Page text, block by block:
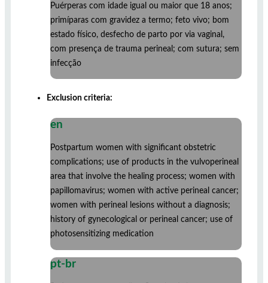
Puérperas com idade igual ou maior que 18 anos;
primíparas com gravidez a termo; feto vivo; bom
estado físico, desfecho de parto por via vaginal,
com presença de trauma perineal; com sutura; sem
infecção
Exclusion criteria:
en
Postpartum women with significant obstetric
complications; use of products in the vulvoperineal
area that involve the healing process; women with
papillomavirus; women with active perineal cancer;
women with perineal lesions without a diagnosis;
history of gynecological or perineal cancer; use of
photosensitizing medication
pt-br